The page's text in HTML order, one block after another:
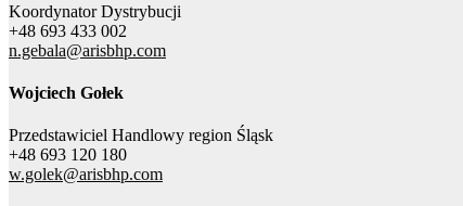
Koordynator Dystrybucji
+48 693 433 002
n.gebala@arisbhp.com
Wojciech Gołek
Przedstawiciel Handlowy region Śląsk
+48 693 120 180
w.golek@arisbhp.com